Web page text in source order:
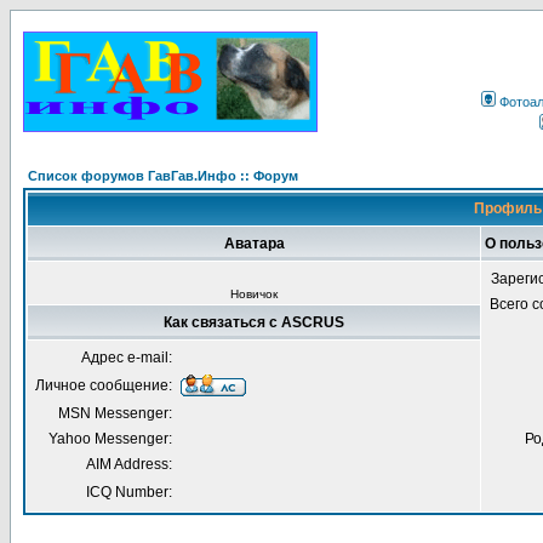
Список форумов ГавГав.Инфо :: Форум
Профиль
Аватара О
Новичок
Всего
Как связаться с ASCRUS
Адрес e-mail:
Личное сообщение:
MSN Messenger:
Yahoo Messenger:
AIM Address:
ICQ Number: